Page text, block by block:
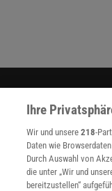
Ihre
Wir und unsere218-
Daten wie
Durch Auswahl von
die unter „Wir und
bereitzustellen“